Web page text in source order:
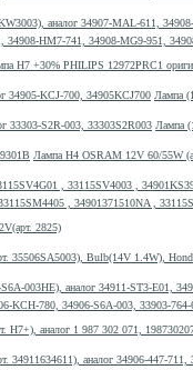
34908-HM7-741, 34908-MG9-951,
H7 +30% PHILIPS 12972PRC1
Лампа
Лампа
Лампа H4 OSRAM 12V 60/55W
, 34901371510NA ,
2825)
KCH-780, 34906-S6A-003, 33903-